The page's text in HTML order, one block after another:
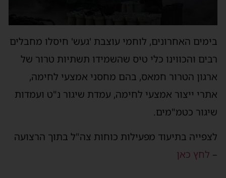
בימים האחרונים, לוחמי עוצבת 'געש' חיסלו מחבלים
רבים והכווינו כלי טיס שהשמידו תשתיות טרור של
ארגון הטרור חמאס, בהם מחסני אמצעי לחימה,
אתרי ייצור אמצעי לחימה, עמדת שיגור נ"ט ועמדות
שיגור כטמ"מים.
לצפייה בתיעוד מפעילות כוחות צה"ל בתוך הרצועה
– לחץ כאן